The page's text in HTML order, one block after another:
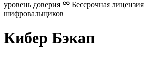
уровень доверия
Бессрочная лицензия
шифровальщиков
Кибер Бэкап